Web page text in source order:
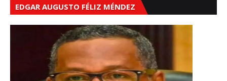
EDGAR AUGUSTO FÉLIZ MÉNDEZ